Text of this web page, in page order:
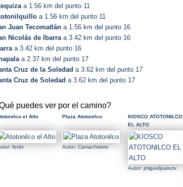
a 1.56 km del punto 11
a 1.56 km del punto 11
Juan Tecomatlán a 1.56 km del punto 16
Nicolás de Ibarraa 3.42 km del punto 16
a 3.42 km del punto 16
a 2.37 km del punto 17
Cruz de la Soledad a 3.62 km del punto 17
Cruz de Soledad a 3.62 km del punto 17
puedes ver por el camino?
el Alto
ferdx
Plaza Atotonilco
Autor: Camachisimo
KIOSCO ATOTONILCO
EL ALTO
Autor: jmigueljuarezv